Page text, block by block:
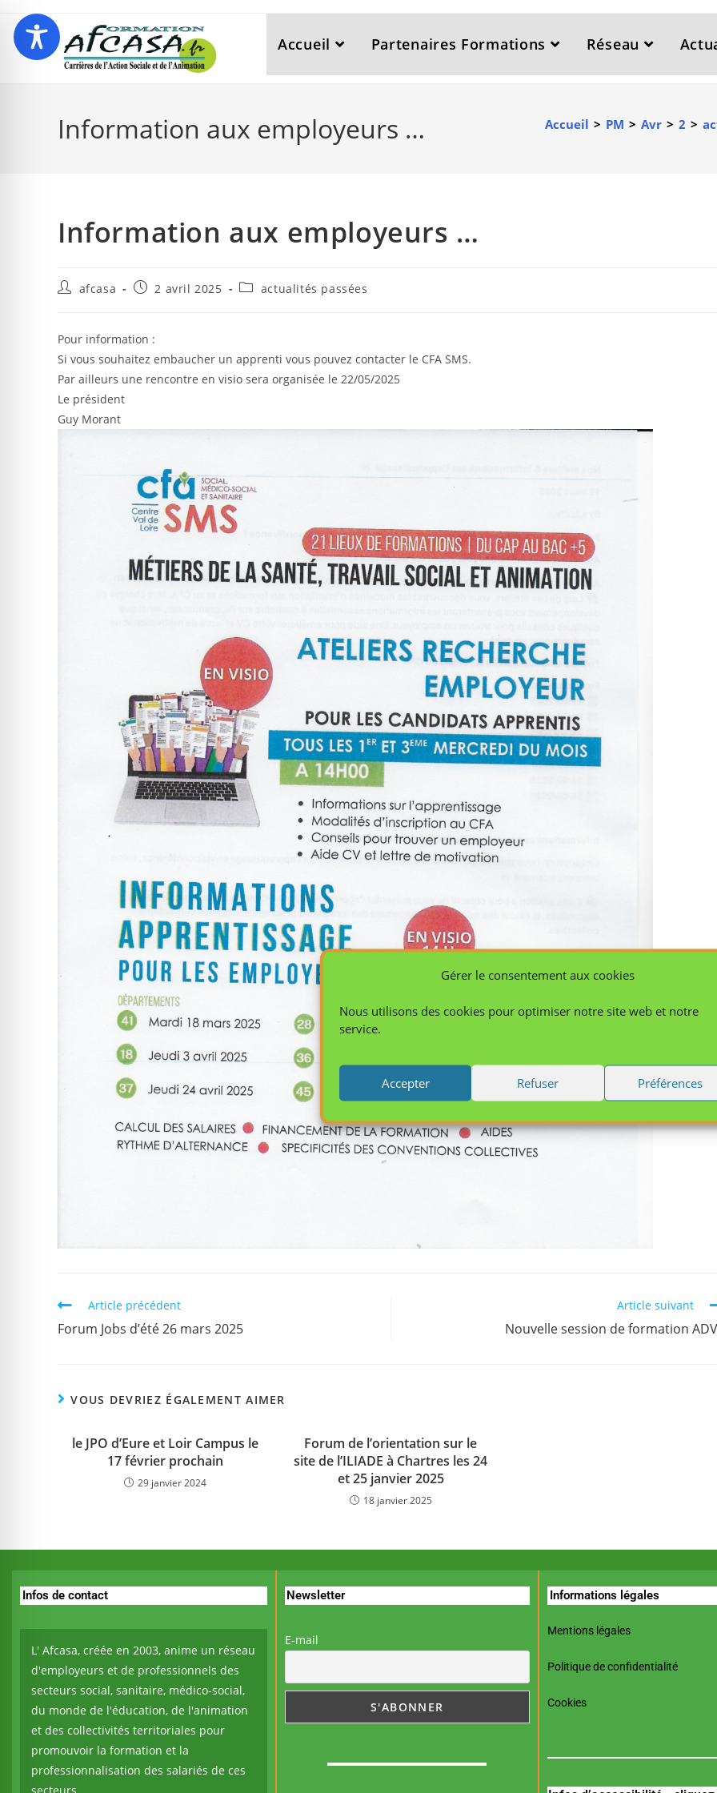
Gérer le consentement aux cookies
Nous utilisons des cookies pour optimiser notre site web et notre
service.
Accepter Refuser Préférences
Accueil Partenaires Formations Réseau
Information aux employeurs … Accueil > PM > Avr > 2 >
Information aux employeurs …
afcasa 2 avril 2025 actualités passées
Pour information :
Si vous souhaitez embaucher un apprenti vous pouvez contacter le CFA SMS.
Par ailleurs une rencontre en visio sera organisée le 22/05/2025
Le président
Guy Morant
Article précédent
Forum Jobs d’été 26 mars 2025
Article suivant
Nouvelle session de formation
VOUS DEVRIEZ ÉGALEMENT AIMER
le JPO d’Eure et Loir Campus le
17 février prochain
29 janvier 2024
Forum de l’orientation sur le
site de l’ILIADE à Chartres les 24
et 25 janvier 2025
18 janvier 2025
Infos de contact
L' Afcasa, créée en 2003, anime un réseau
d'employeurs et de professionnels des
secteurs social, sanitaire, médico-social,
du monde de l'éducation, de l'animation
et des collectivités territoriales pour
promouvoir la formation et la
professionnalisation des salariés de ces
Newsletter
E-mail
Informations légales
Mentions légales
Politique de confidentialité
Cookies